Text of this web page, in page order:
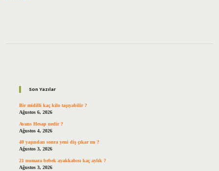
Son Yazılar
Bir midilli kaç kilo taşıyabilir ?
Ağustos 6, 2026
Avans Hesap nedir ?
Ağustos 4, 2026
40 yaşından sonra yeni diş çıkar mı ?
Ağustos 3, 2026
21 numara bebek ayakkabısı kaç aylık ?
Ağustos 3, 2026